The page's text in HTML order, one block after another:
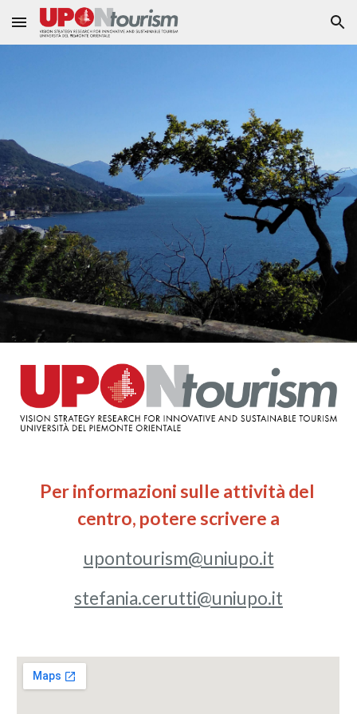
Skip to main content Skip to navigation
Per informazioni sulle attività del
centro, potere scrivere a
upontourism@uniupo.it
stefania.cerutti@uniupo.it